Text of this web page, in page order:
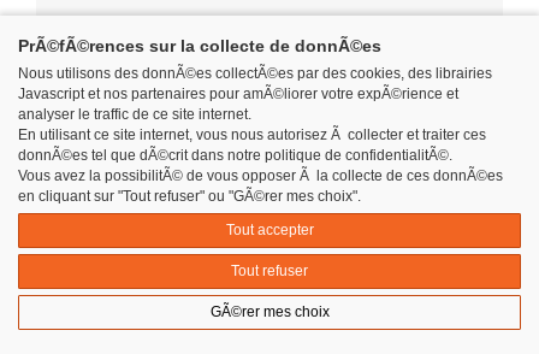
Mode de stockage des bateaux : Stockage sur terre-plein
(remorque ou ber roulant)
Grutage / Manutention:potence en libre service 7j/7 - 24h/24
Stockage matériel: Container pour stockage temporaire
Hall technique: Oui
Langues parlées:
Adresse & Contact
: La Turballe Course au Large - Port de Plaisance - 44420
La Turballe
Contact :Juliette Bataille (Présidente) : +33 6 32 37 23
PrÃ©fÃ©rences sur la collecte de donnÃ©es
Nous utilisons des donnÃ©es collectÃ©es par des cookies, des librairies
Javascript et nos partenaires pour amÃ©liorer votre expÃ©rience et
analyser le traffic de ce site internet.
En utilisant ce site internet, vous nous autorisez Ã collecter et traiter ces
donnÃ©es tel que dÃ©crit dans notre politique de confidentialitÃ©.
Vous avez la possibilitÃ© de vous opposer Ã la collecte de ces donnÃ©es
en cliquant sur "Tout refuser" ou "GÃ©rer mes choix".
Tout accepter
Tout refuser
GÃ©rer mes choix